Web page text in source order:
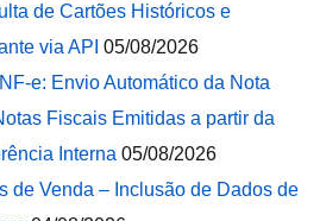
de Cartões Históricos e
via API 05/08/2026
e: Envio Automático da Nota
Fiscais Emitidas a partir da
Interna 05/08/2026
de Venda – Inclusão de Dados de